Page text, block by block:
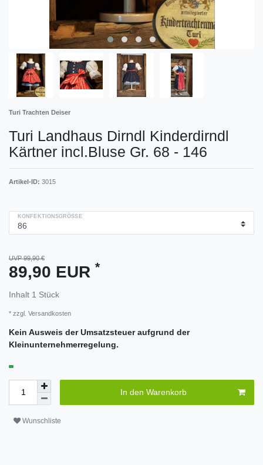
Turi Trachten Deiser
Turi Landhaus Dirndl Kinderdirndl
Kärtner incl.Bluse Gr. 68 - 146
Artikel-ID: 3015
KONFEKTIONSGRÖSSE
UVP 99,90 €
89,90 EUR *
Inhalt 1 Stück
* zzgl. Versandkosten
Kein Ausweis der Umsatzsteuer aufgrund der
Kleinunternehmerregelung.
In den Warenkorb
Wunschliste